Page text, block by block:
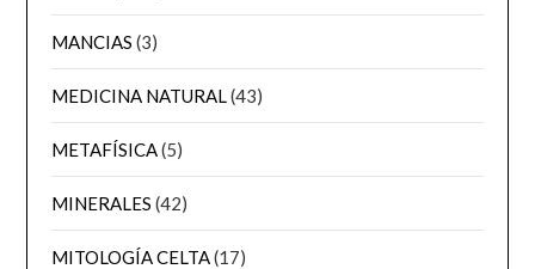
MANCIAS (3)
MEDICINA NATURAL(43)
METAFÍSICA(5)
MINERALES (42)
MITOLOGÍA CELTA(17)